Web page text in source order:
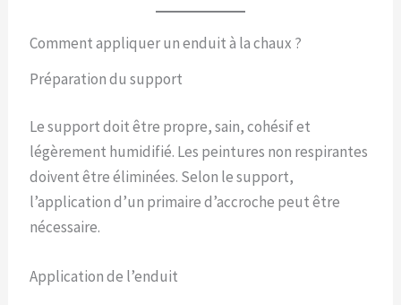
Comment appliquer un enduit à la chaux ?
Préparation du support
Le support doit être propre, sain, cohésif et
légèrement humidifié. Les peintures non respirantes
doivent être éliminées. Selon le support,
l’application d’un primaire d’accroche peut être
nécessaire.
Application de l’enduit